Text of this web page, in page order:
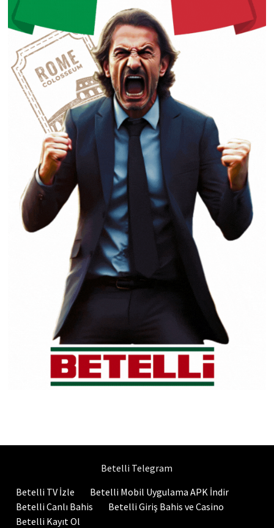
Betelli Telegram
Betelli TV İzle
Betelli Mobil Uygulama APK İndir
Betelli Canlı Bahis
Betelli Giriş Bahis ve Casino
Betelli Kayıt Ol